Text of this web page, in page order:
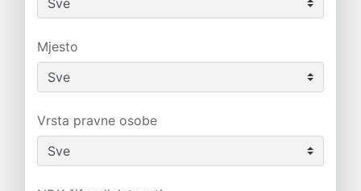
Mjesto
Vrsta pravne osobe